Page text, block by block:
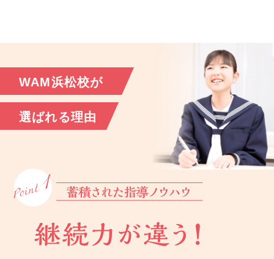
WAM浜松校が
選ばれる理由